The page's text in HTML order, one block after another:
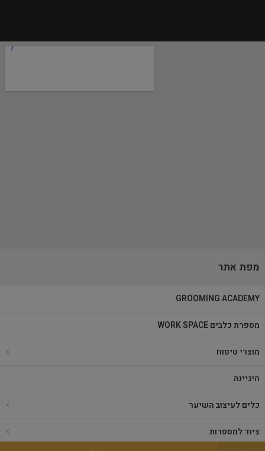
מפת אתר
GROOMING ACADEMY
מספרת כלבים WORK SPACE
מוצרי טיפוח
היגיינה
כלים לעיצוב השיער
ציוד למספרות